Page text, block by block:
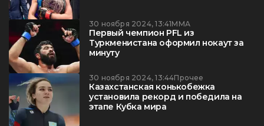
30 ноября 2024, 13:41ММА
Первый чемпион PFL из
Туркменистана оформил нокаут за
минуту
30 ноября 2024, 13:44Прочее
Казахстанская конькобежка
установила рекорд и победила на
этапе Кубка мира